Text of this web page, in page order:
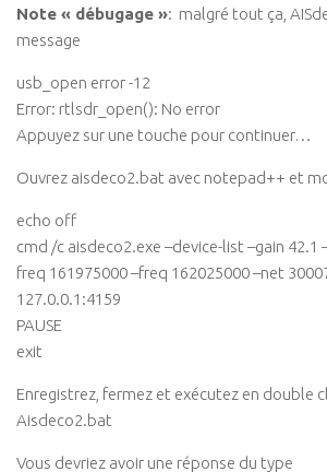
Note « débugage »: malgré tout ça,
message
usb_open error -12
Error: rtlsdr_open(): No error
Appuyez sur une touche pour continuer…
Ouvrez aisdeco2.bat avec notepad++ et
echo off
cmd /c aisdeco2.exe –device-list –gain 42.1
freq 161975000 –freq 162025000 –net
127.0.0.1:4159
PAUSE
exit
Enregistrez, fermez et exécutez en double
Aisdeco2.bat
Vous devriez avoir une réponse du type